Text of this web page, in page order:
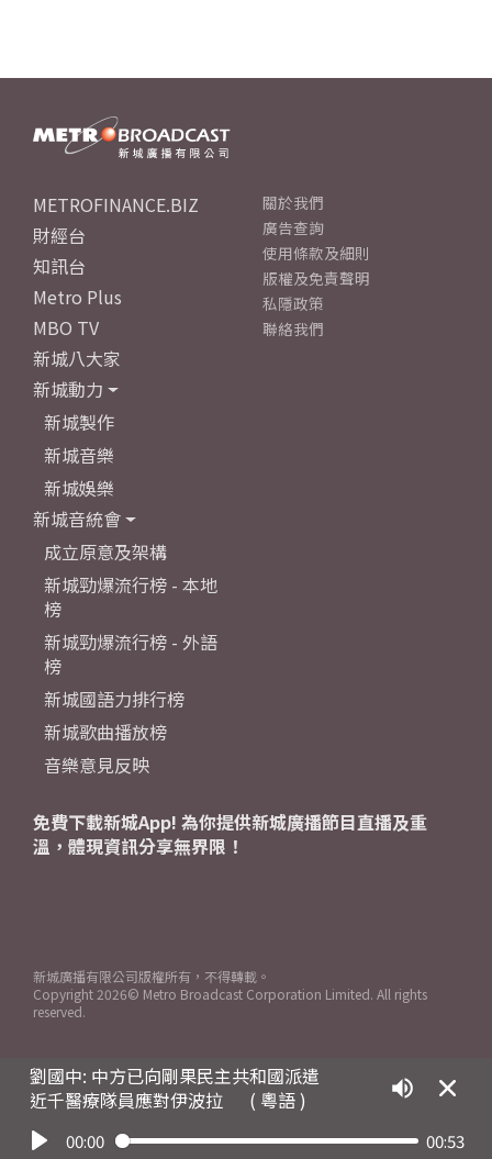
劉國中: 中方已向剛果民主共和國派遣
近千醫療隊員應對伊波拉
( 粵語 )
00:00 00:53
METROFINANCE.BIZ
財經台
知訊台
Metro Plus
MBO TV
新城八大家
新城動力
新城製作
新城音樂
新城娛樂
新城音統會
成立原意及架構
新城勁爆流行榜 - 本地
榜
新城勁爆流行榜 - 外語
榜
新城國語力排行榜
新城歌曲播放榜
音樂意見反映
關於我們
廣告查詢
使用條款及細則
版權及免責聲明
私隱政策
聯絡我們
免費下載新城App! 為你提供新城廣播節目直播及重
溫，體現資訊分享無界限！
新城廣播有限公司版權所有，不得轉載。
Copyright 2026© Metro Broadcast Corporation Limited. All rights
reserved.